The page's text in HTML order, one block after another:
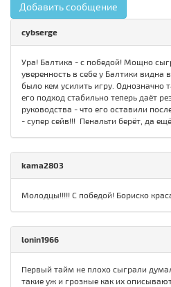
Добавить сообщение
cybserge
Ура! Балтика - с победой! Мощно
уверенность в себе у Балтики
было кем усилить игру. Однозначно
его подход стабильно теперь даёт
руководства - что его оставили
- супер сейв!!! Пенальти берёт, да
kama2803
Молодцы!!!!! С победой! Бориско
lonin1966
Первый тайм не плохо сыграли
такие уж и грозные как их